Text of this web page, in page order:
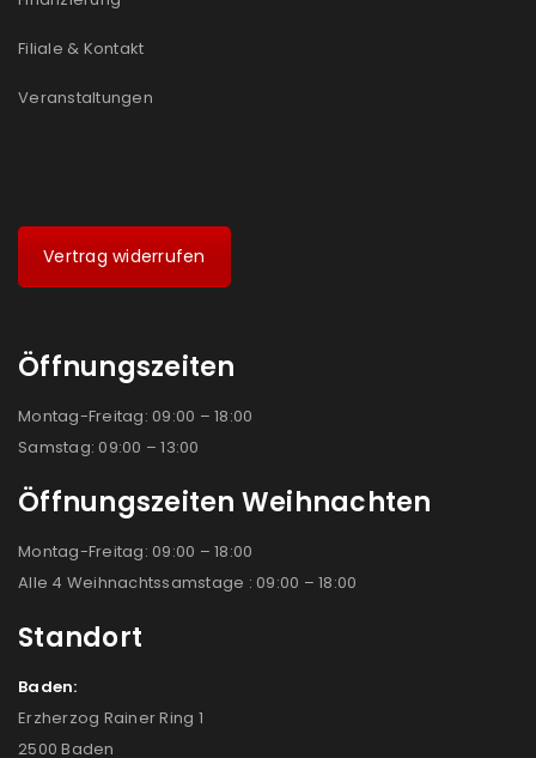
Filiale & Kontakt
Veranstaltungen
Vertrag widerrufen
Öffnungszeiten
Montag-Freitag: 09:00 – 18:00
Samstag: 09:00 – 13:00
Öffnungszeiten Weihnachten
Montag-Freitag: 09:00 – 18:00
Alle 4 Weihnachtssamstage : 09:00 – 18:00
Standort
Baden:
Erzherzog Rainer Ring 1
2500 Baden